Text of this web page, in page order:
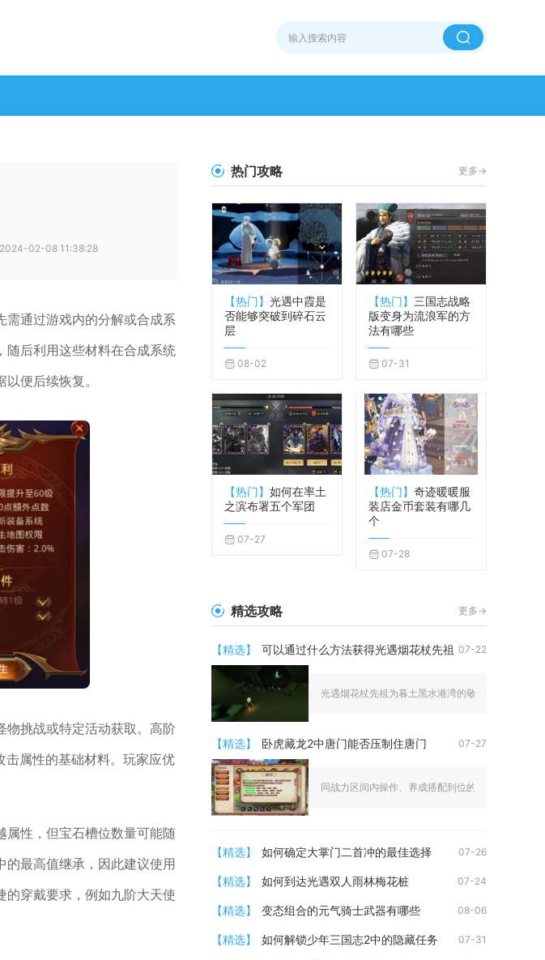
2024-02-08 11:38:28
需通过游戏内的分解或合成系
随后利用这些材料在合成系统
便后续恢复。
物挑战或特定活动获取。高阶
属性的基础材料。玩家应优
属性，但宝石槽位数量可能随
的最高值继承，因此建议使用
的穿戴要求，例如九阶大天使
热门攻略 更多->
【热门】 光遇中霞是
否能够突破到碎石云
层
08-02
【热门】 三国志战略
版变身为流浪军的方
法有哪些
07-31
【热门】 如何在率土
之滨布署五个军团
07-27
【热门】 奇迹暖暖服
装店金币套装有哪几
个
07-28
精选攻略 更多->
【精选】 可以通过什么方法获得光遇烟花杖先祖 07-22
光遇烟花杖先祖为暮土黑水港湾的敬礼常驻先祖，
【精选】 卧虎藏龙2中唐门能否压制住唐门 07-27
同战力区间内操作、养成搭配到位的唐门完全可以
【精选】 如何确定大掌门二首冲的最佳选择 07-26
【精选】 如何到达光遇双人雨林梅花桩 07-24
【精选】 变态组合的元气骑士武器有哪些 08-06
【精选】 如何解锁少年三国志2中的隐藏任务 07-31